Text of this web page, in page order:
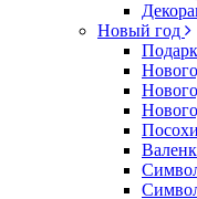
Новый год